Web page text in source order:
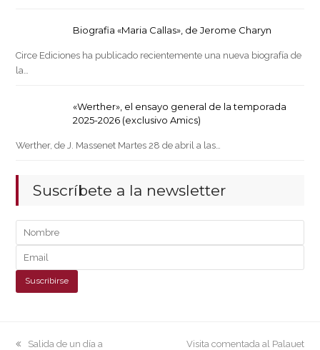
Biografia «Maria Callas», de Jerome Charyn
Circe Ediciones ha publicado recientemente una nueva biografía de
la…
«Werther», el ensayo general de la temporada
2025-2026 (exclusivo Amics)
Werther, de J. Massenet Martes 28 de abril a las…
Suscríbete a la newsletter
previous
Salida de un día a
next
Visita comentada al Palauet